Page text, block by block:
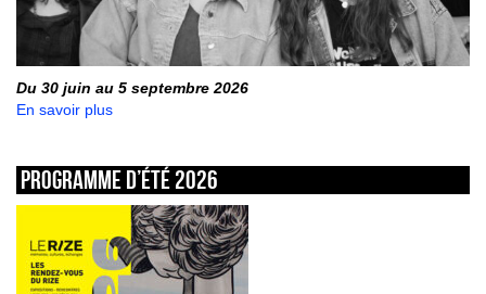
Du 30 juin au 5 septembre 2026
En savoir plus
Programme d’été 2026